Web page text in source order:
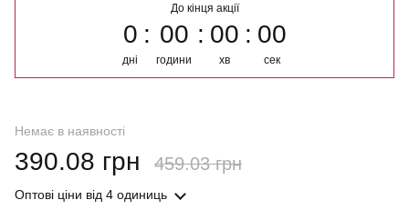
До кінця акції
0
дні
00
години
00
хв
00
сек
Немає в наявності
390.08 грн 459.03 грн
Оптові ціни від 4 одиниць